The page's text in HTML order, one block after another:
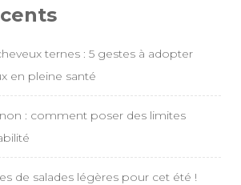
ternes : 5 gestes à adopter
en pleine santé
: comment poser des limites
de salades légères pour cet été !